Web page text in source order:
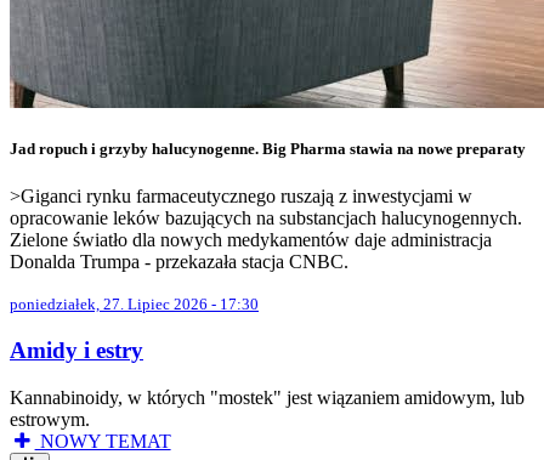
Jad ropuch i grzyby halucynogenne. Big Pharma stawia na nowe preparaty
>Giganci rynku farmaceutycznego ruszają z inwestycjami w
opracowanie leków bazujących na substancjach halucynogennych.
Zielone światło dla nowych medykamentów daje administracja
Donalda Trumpa - przekazała stacja CNBC.
poniedziałek, 27. Lipiec 2026 - 17:30
Amidy i estry
Kannabinoidy, w których "mostek" jest wiązaniem amidowym, lub
estrowym.
NOWY TEMAT